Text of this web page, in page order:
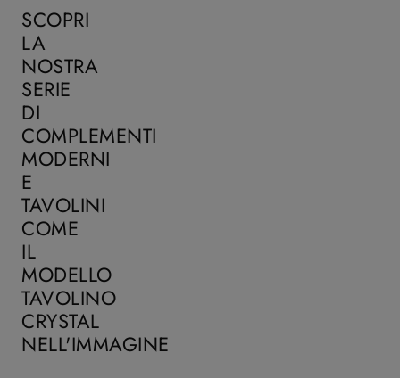
SCOPRI
LA
NOSTRA
SERIE
DI
COMPLEMENTI
MODERNI
E
TAVOLINI
COME
IL
MODELLO
TAVOLINO
CRYSTAL
NELL'IMMAGINE